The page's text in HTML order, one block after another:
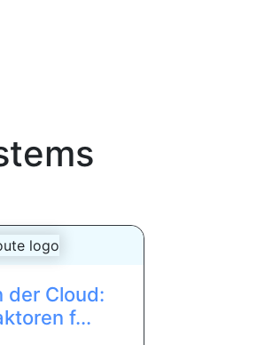
der Cloud:
f...